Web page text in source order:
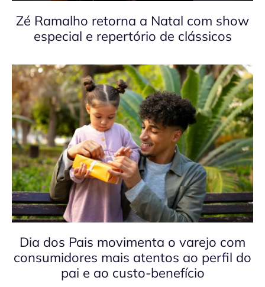
Zé Ramalho retorna a Natal com show
especial e repertório de clássicos
Dia dos Pais movimenta o varejo com
consumidores mais atentos ao perfil do
pai e ao custo-benefício